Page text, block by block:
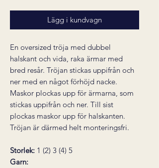
Lägg i kundvagn
En oversized tröja med dubbel
halskant och vida, raka ärmar med
bred resår. Tröjan stickas uppifrån och
ner med en något förhöjd nacke.
Maskor plockas upp för ärmarna, som
stickas uppifrån och ner. Till sist
plockas maskor upp för halskanten.
Tröjan är därmed helt monteringsfri.
Storlek: 1 (2) 3 (4) 5
Garn: